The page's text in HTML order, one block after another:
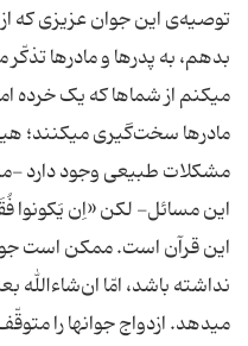
توصیه‌ی این جوان عزیزی که
بدهم، به پدرها و مادرها
میکنم از شماها که یک خرده
مادرها سخت‌گیری میکنند؛
مشکلات طبیعی وجود دارد
این قرآن است. ممکن است
نداشته باشد، امّا ان‌شاءالله
میدهد. ازدواج جوانها را